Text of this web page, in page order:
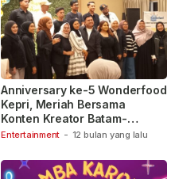
Entertainment - 12 bulan yang lalu
Anniversary ke-5 Wonderfood
Kepri, Meriah Bersama
Konten Kreator Batam-
Tanjungpinang